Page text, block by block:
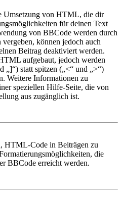
Umsetzung von HTML, die dir
für deinen Text
von BBCode werden durch
können jedoch auch
Beitrag deaktiviert werden.
aufgebaut, jedoch werden
„]“) statt spitzen („<“ und „>“)
Weitere Informationen zu
speziellen Hilfe-Seite, die von
aus zugänglich ist.
HTML-Code in Beiträgen zu
die
BBCode erreicht werden.